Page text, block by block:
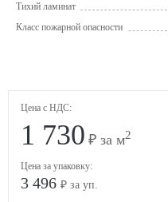
Тихий ламинат
Класс пожарной опасности
Цена с НДС:
1 730 ₽ за м2
Цена за упаковку:
3 496 ₽ за уп.